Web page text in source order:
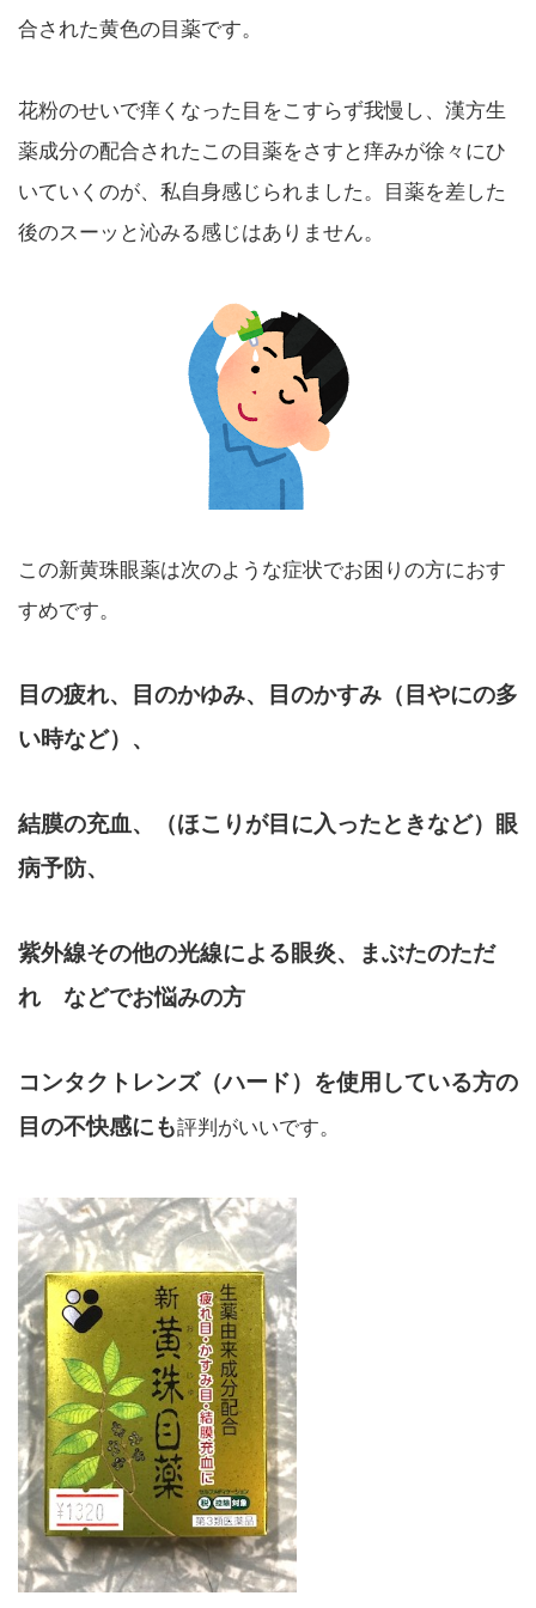
合された黄色の目薬です。
花粉のせいで痒くなった目をこすらず我慢し、漢方生
薬成分の配合されたこの目薬をさすと痒みが徐々にひ
いていくのが、私自身感じられました。目薬を差した
後のスーッと沁みる感じはありません。
この新黄珠眼薬は次のような症状でお困りの方におす
すめです。
目の疲れ、目のかゆみ、目のかすみ（目やにの多
い時など）、
結膜の充血、（ほこりが目に入ったときなど）眼
病予防、
紫外線その他の光線による眼炎、まぶたのただ
れ などでお悩みの方
コンタクトレンズ（ハード）を使用している方の
目の不快感にも評判がいいです。